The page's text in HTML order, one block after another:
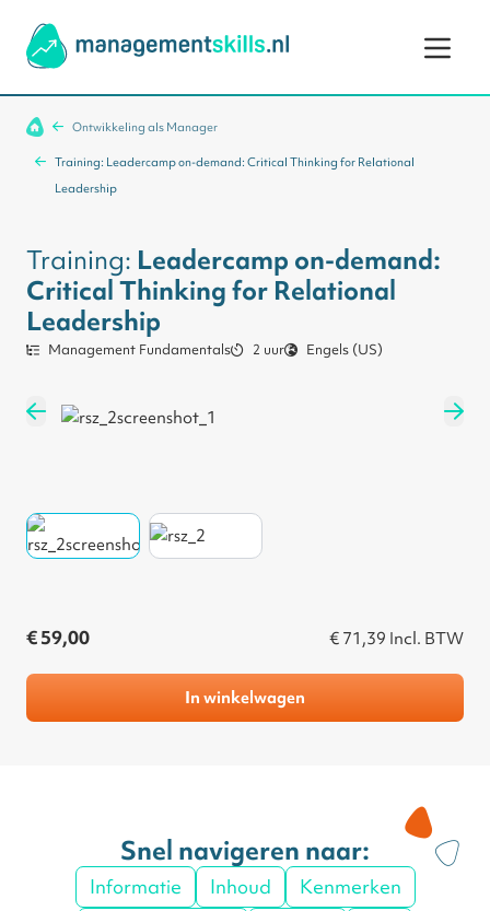
Ontwikkeling als Manager
Training: Leadercamp on-demand: Critical Thinking for Relational
Leadership
Training: Leadercamp on-demand:
Critical Thinking for Relational
Leadership
Management Fundamentals 2 uur Engels (US)
€ 59,00 € 71,39 Incl. BTW
In winkelwagen
Snel navigeren naar:
Informatie Inhoud
Kenmerken